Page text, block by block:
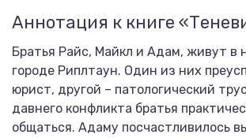
Аннотация к книге
Братья Райс, Майкл и Адам, живут в
городе Риплтаун. Один из них
юрист, другой – патологический
давнего конфликта братья
общаться. Адаму посчастливилось